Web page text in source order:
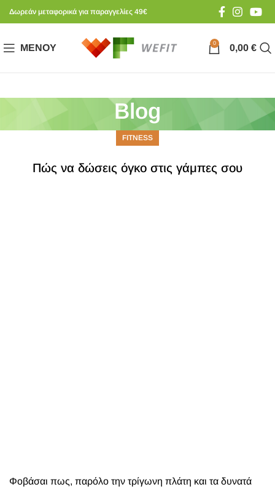
Δωρεάν μεταφορικά για παραγγελίες 49€
ΜΕΝΟΎ 0 0,00 €
Blog
FITNESS
Πώς να δώσεις όγκο στις γάμπες σου
Φοβάσαι πως, παρόλο την τρίγωνη πλάτη και τα δυνατά